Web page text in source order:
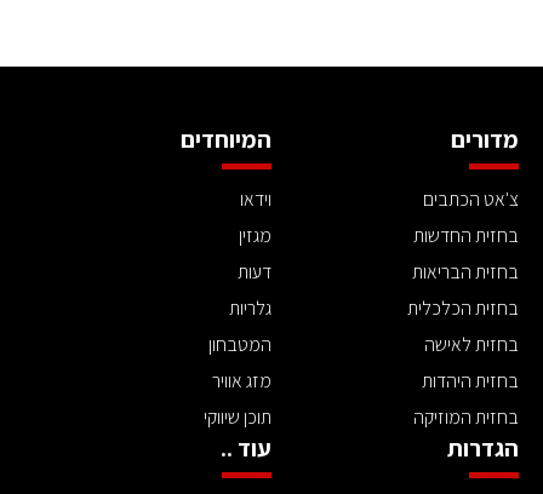
מדורים
צ'אט הכתבים
בחזית החדשות
בחזית הבריאות
בחזית הכלכלית
בחזית לאישה
בחזית היהדות
בחזית המוזיקה
המיוחדים
וידאו
מגזין
דעות
גלריות
המטבחון
מזג אוויר
תוכן שיווקי
הגדרות עוד ..